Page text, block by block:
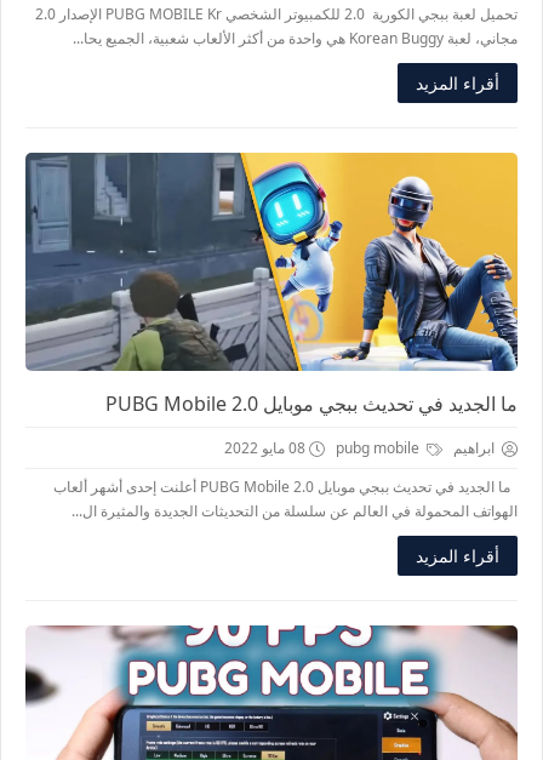
تحميل لعبة ببجي الكورية 2.0 للكمبيوتر الشخصي PUBG MOBILE Kr الإصدار 2.0
مجاني، لعبة Korean Buggy هي واحدة من أكثر الألعاب شعبية، الجميع يحا...
أقراء المزيد
ما الجديد في تحديث ببجي موبايل PUBG Mobile 2.0
ابراهيم
08 مايو 2022
ما الجديد في تحديث ببجي موبايل PUBG Mobile 2.0 أعلنت إحدى أشهر ألعاب
الهواتف المحمولة في العالم عن سلسلة من التحديثات الجديدة والمثيرة ال...
أقراء المزيد